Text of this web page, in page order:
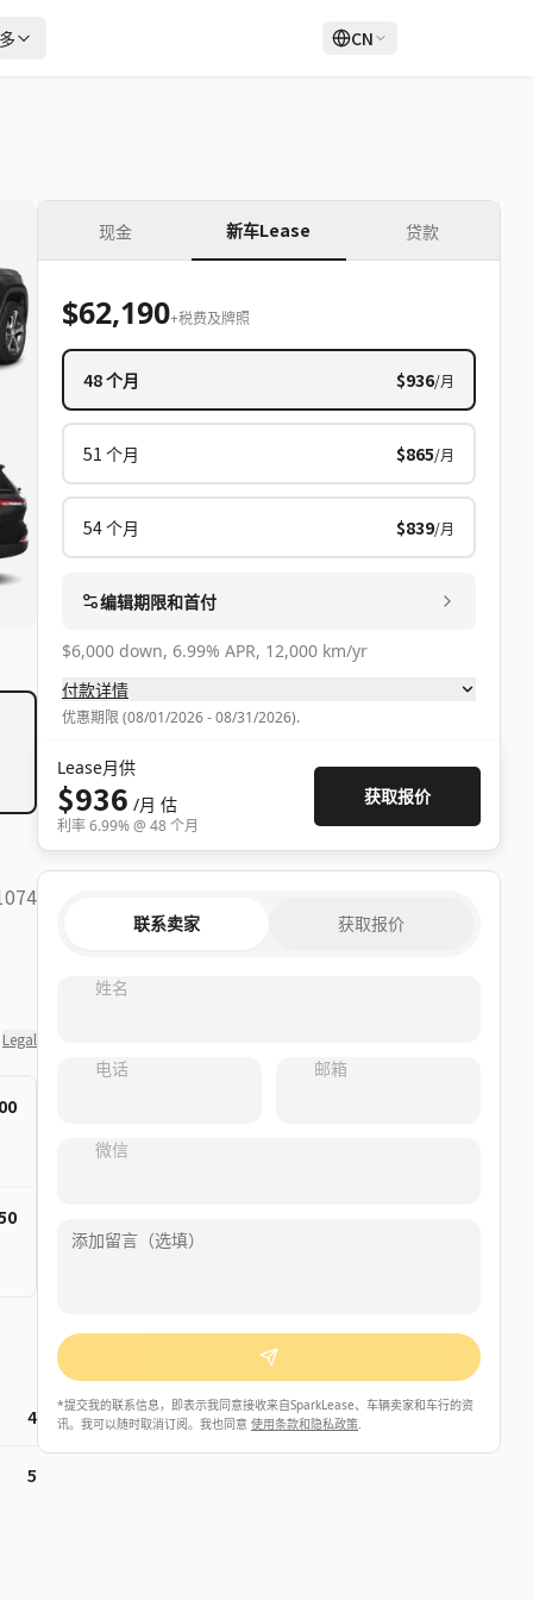
CN
Legal
4
5
现金 新车Lease 贷款
$62,190+税费及牌照
48个月 $936/月
51 个月 $865/月
54个月 $839/月
编辑期限和首付
$6,000 down, 6.99% APR, 12,000 km/yr
付款详情
优惠期限 (08/01/2026 - 08/31/2026).
Lease月供
$936 /月 估
利率6.99% @ 48个月
获取报价
联系卖家 获取报价
姓名
电话 邮箱
微信
*提交我的联系信息，即表示我同意接收来自SparkLease、车辆卖家和车行的资
讯。我可以随时取消订阅。我也同意 使用条款和隐私政策.